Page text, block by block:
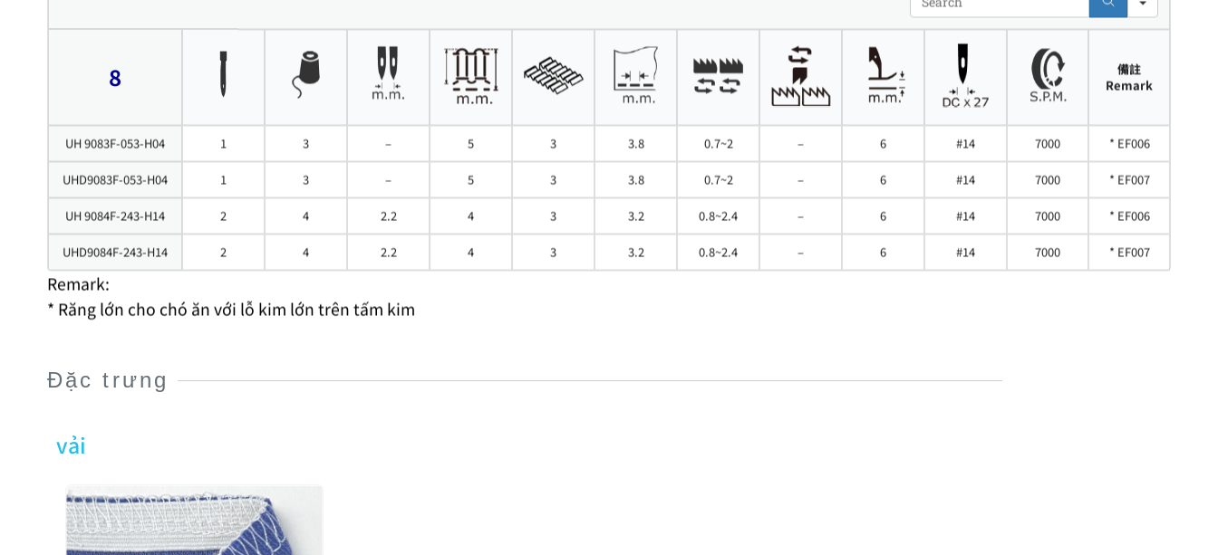
8
備註
Remark
UH 9083F-053-H04 1 3 – 5 3 3.8 0.7~2 – 6 #14 7000 * EF006
UHD9083F-053-H04 1 3 – 5 3 3.8 0.7~2 – 6 #14 7000 * EF007
UH 9084F-243-H14 2 4 2.2 4 3 3.2 0.8~2.4 – 6 #14 7000 * EF006
UHD9084F-243-H14 2 4 2.2 4 3 3.2 0.8~2.4 – 6 #14 7000 * EF007
Remark:
* Răng lớn cho chó ăn với lỗ kim lớn trên tấm kim
Đặc trưng
vải